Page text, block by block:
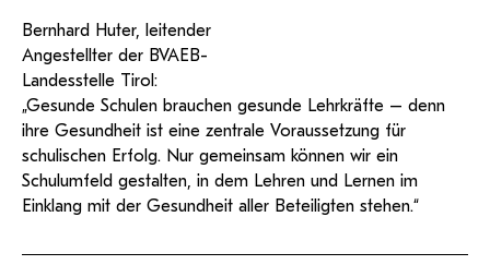
Bernhard Huter, leitender
Angestellter der BVAEB-
Landesstelle Tirol:
„Gesunde Schulen brauchen gesunde Lehrkräfte – denn
ihre Gesundheit ist eine zentrale Voraussetzung für
schulischen Erfolg. Nur gemeinsam können wir ein
Schulumfeld gestalten, in dem Lehren und Lernen im
Einklang mit der Gesundheit aller Beteiligten stehen.“